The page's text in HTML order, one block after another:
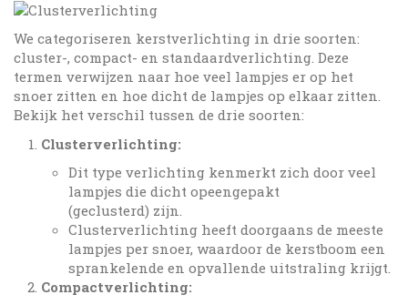
We categoriseren kerstverlichting in drie soorten:
cluster-, compact- en standaardverlichting. Deze
termen verwijzen naar hoe veel lampjes er op het
snoer zitten en hoe dicht de lampjes op elkaar zitten.
Bekijk het verschil tussen de drie soorten:
Clusterverlichting:
Dit type verlichting kenmerkt zich door veel
lampjes die dicht opeengepakt
(geclusterd) zijn.
Clusterverlichting heeft doorgaans de meeste
lampjes per snoer, waardoor de kerstboom een
sprankelende en opvallende uitstraling krijgt.
Compactverlichting: